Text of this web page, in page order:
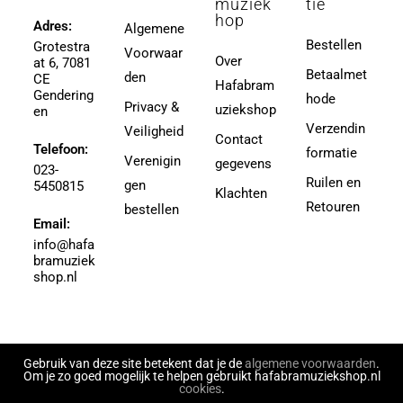
Ager, Milton
Agrell, Jeffrey
Agricole-Genin, Paul
Aguilar, Walter Leon
Aguilera, Christina
Ahbez, Eden
Ahle, Johann R.
Ahronheim, Albert
Airto Moreira Ramon Zenker
Aitken
Aitken, Robert
Al Hirt
Al-Odeh, Simon
3,5 (4e Divisie)
3-4
3.5
30
3e divisie
4
4,5
4,5 (3e divisie)
4.5
6
7
Adres:
Grotestra
at 6, 7081
CE
Gendering
en
Telefoon:
023-
5450815
Email:
info@hafa
bramuziek
shop.nl
Algemene
Voorwaar
den
Privacy &
Veiligheid
Verenigin
gen
bestellen
hop
Over
Hafabram
uziekshop
Contact
gegevens
Klachten
Bestellen
Betaalmet
hode
Verzendin
formatie
Ruilen en
Retouren
Gebruik van deze site betekent dat je dealgemene voorwaarden.
Om je zo goed mogelijk te helpen gebruikt hafabramuziekshop.nl
cookies.